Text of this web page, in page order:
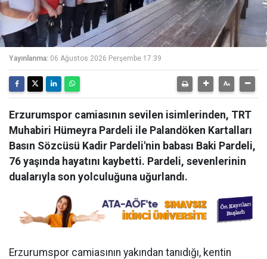
Yayınlanma: 06 Ağustos 2026 Perşembe 17:39
Erzurumspor camiasının sevilen isimlerinden, TRT
Muhabiri Hümeyra Pardeli ile Palandöken Kartalları
Basın Sözcüsü Kadir Pardeli'nin babası Baki Pardeli,
76 yaşında hayatını kaybetti. Pardeli, sevenlerinin
dualarıyla son yolculuğuna uğurlandı.
Erzurumspor camiasının yakından tanıdığı, kentin